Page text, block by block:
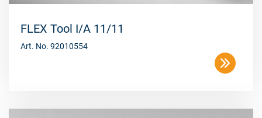
FLEX Tool I/A 11/11
Art. No. 92010554